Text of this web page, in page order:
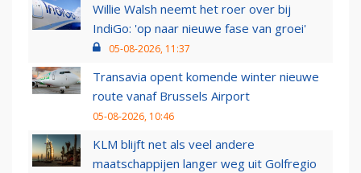
Willie Walsh neemt het roer over bij
IndiGo: 'op naar nieuwe fase van groei'
05-08-2026, 11:37
Transavia opent komende winter nieuwe
route vanaf Brussels Airport
05-08-2026, 10:46
KLM blijft net als veel andere
maatschappijen langer weg uit Golfregio